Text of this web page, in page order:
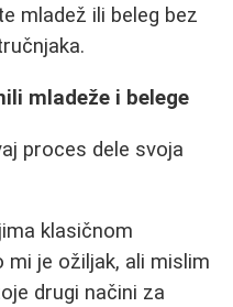
mladež ili beleg bez
mladeže i belege
proces dele svoja
klasičnom
je ožiljak, ali mislim
drugi načini za